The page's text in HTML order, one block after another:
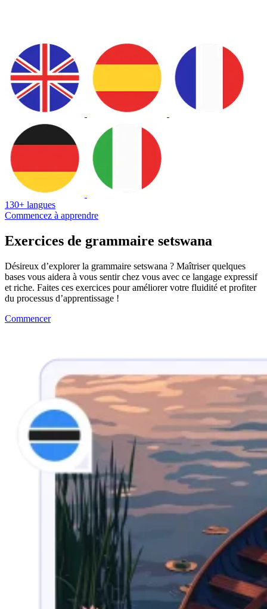
130+ langues
Commencez à apprendre
Exercices de grammaire setswana
Désireux d’explorer la grammaire setswana ? Maîtriser quelques
bases vous aidera à vous sentir chez vous avec ce langage expressif
et riche. Faites ces exercices pour améliorer votre fluidité et profiter
du processus d’apprentissage !
Commencer